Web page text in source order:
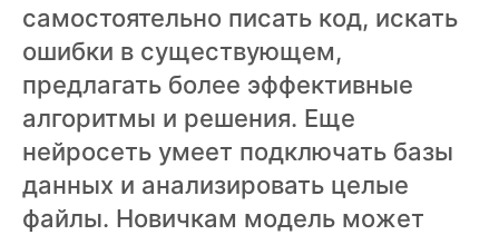
самостоятельно писать код, искать
ошибки в существующем,
предлагать более эффективные
алгоритмы и решения. Еще
нейросеть умеет подключать базы
данных и анализировать целые
файлы. Новичкам модель может